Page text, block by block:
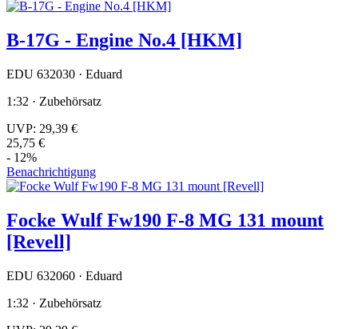
B-17G - Engine No.4 [HKM]
EDU 632030 · Eduard
1:32 · Zubehörsatz
UVP: 29,39 €
25,75 €
- 12%
Benachrichtigung
Focke Wulf Fw190 F-8 MG 131 mount
[Revell]
EDU 632060 · Eduard
1:32 · Zubehörsatz